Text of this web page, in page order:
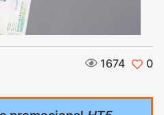
1674 0